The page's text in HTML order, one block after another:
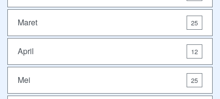
Maret 25
April 12
Mei 25